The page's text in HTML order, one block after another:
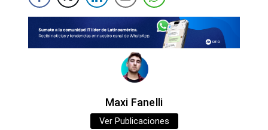
Maxi Fanelli
Ver Publicaciones